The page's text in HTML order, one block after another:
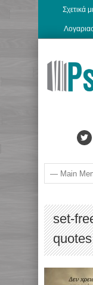
Σχετικά
set-
quotes